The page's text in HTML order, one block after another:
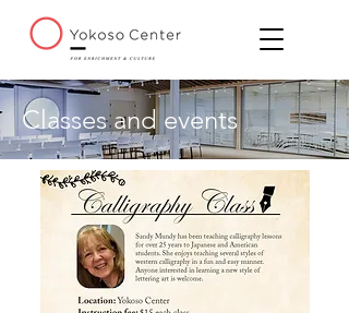
Classes and events